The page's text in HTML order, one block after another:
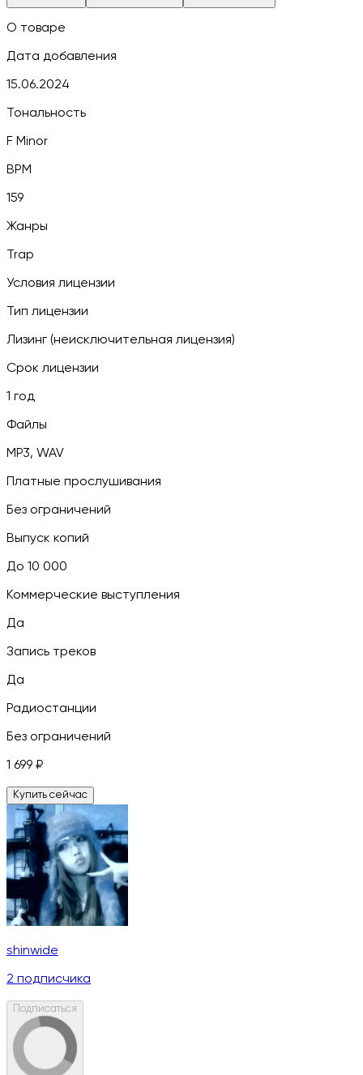
О товаре
Дата добавления
15.06.2024
Тональность
F Minor
BPM
159
Жанры
Trap
Условия лицензии
Тип лицензии
Лизинг (неисключительная лицензия)
Срок лицензии
1 год
Файлы
MP3, WAV
Платные прослушивания
Без ограничений
Выпуск копий
До 10 000
Коммерческие выступления
Да
Запись треков
Да
Радиостанции
Без ограничений
1 699 ₽
Купить сейчас
shinwide
2 подписчика
Подписаться